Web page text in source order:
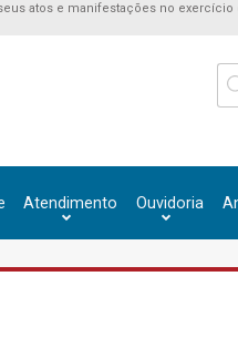
atos e manifestações no
Atendimento Ouvidoria